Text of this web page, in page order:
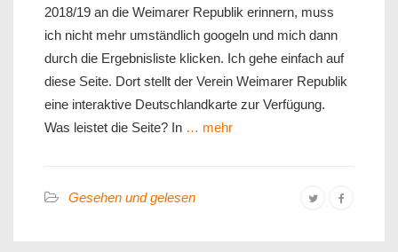
2018/19 an die Weimarer Republik erinnern, muss
ich nicht mehr umständlich googeln und mich dann
durch die Ergebnisliste klicken. Ich gehe einfach auf
diese Seite. Dort stellt der Verein Weimarer Republik
eine interaktive Deutschlandkarte zur Verfügung.
Was leistet die Seite? In … mehr
Gesehen und gelesen